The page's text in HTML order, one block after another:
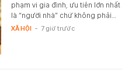
phạm vi gia đình, ưu tiên lớn nhất
là “người nhà” chứ không phải…
XÃ HỘI - 7 giờ trước